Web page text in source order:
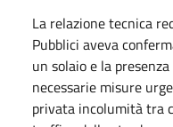
La relazione tecnica
Pubblici aveva
un solaio e la
necessarie misure
privata incolumità tra